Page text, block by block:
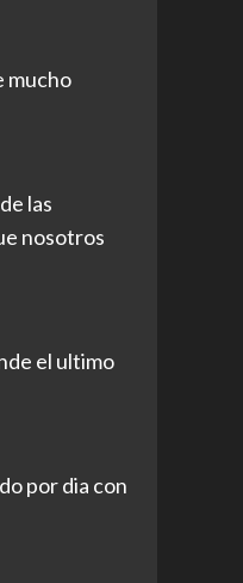
mucho
las
nosotros
el ultimo
por dia con